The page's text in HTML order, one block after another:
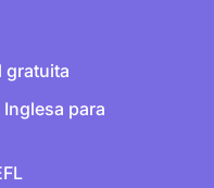
gratuita
para